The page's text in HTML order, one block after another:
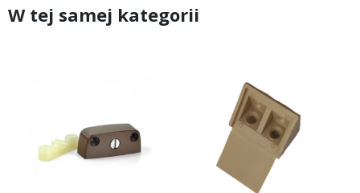
W tej samej kategorii